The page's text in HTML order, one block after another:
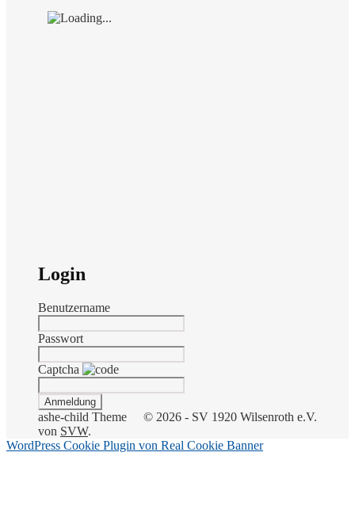
Login
Benutzername
Passwort
Captcha
© 2026 - SV 1920 Wilsenroth e.V.
ashe-child Theme
von SVW.
WordPress Cookie Plugin von Real Cookie Banner